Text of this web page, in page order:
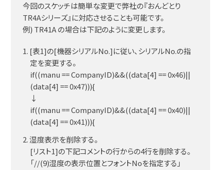
今回のスケッチは簡単な変更で弊社の『おんどとり
TR4Aシリーズ』に対応させることも可能です。
例) TR41A の場合は下記のように変更します。
1. [表1]の[機器シリアルNo.]に従い、シリアルNo.の指
定を変更する。
if((manu == CompanyID)&&((data[4] ==0x46)||
(data[4] ==0x47))){
↓
if((manu == CompanyID)&&((data[4] ==0x40)||
(data[4] ==0x41))){
2. 湿度表示を削除する。
[リスト1]の下記コメントの行からの4行を削除する。
「//(9)湿度の表示位置とフォントNoを指定する」